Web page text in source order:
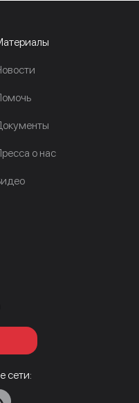
о нас
сети: